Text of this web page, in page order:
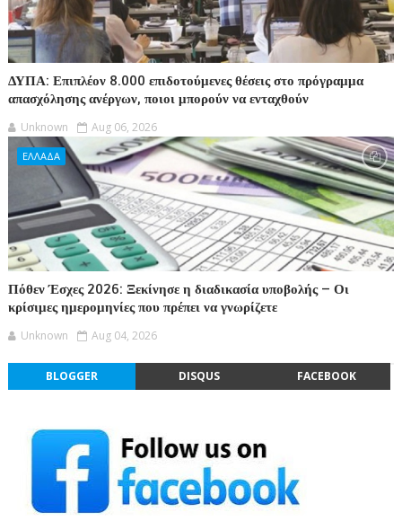
ΔΥΠΑ: Επιπλέον 8.000 επιδοτούμενες θέσεις στο πρόγραμμα
απασχόλησης ανέργων, ποιοι μπορούν να ενταχθούν
Unknown Aug 06, 2026
ΕΛΛΑΔΑ
Πόθεν Έσχες 2026: Ξεκίνησε η διαδικασία υποβολής – Οι
κρίσιμες ημερομηνίες που πρέπει να γνωρίζετε
Unknown Aug 04, 2026
BLOGGER DISQUS FACEBOOK